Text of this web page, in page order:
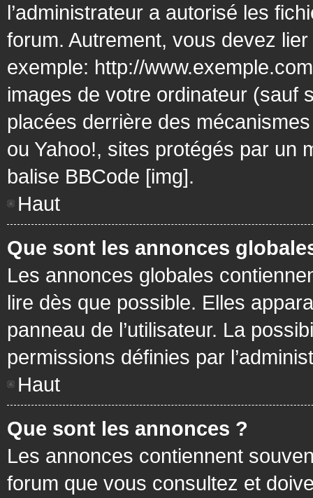
l’administrateur a autorisé les
forum. Autrement, vous devez
exemple: http://
images de votre ordinateur (sauf
placées derrière des
ou Yahoo!, sites protégés par un
balise BBCode [img].
Haut
Que sont les annonces
Les annonces globales
lire dès que possible. Elles
panneau de l’utilisateur. La
permissions définies par
Haut
Que sont les annonces ?
Les annonces contiennent
forum que vous consultez et